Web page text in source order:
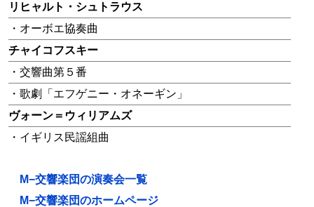
リヒャルト・シュトラウス
・オーボエ協奏曲
チャイコフスキー
・交響曲第５番
・歌劇「エフゲニー・オネーギン」
ヴォーン＝ウィリアムズ
・イギリス民謡組曲
M−交響楽団の演奏会一覧
M−交響楽団のホームページ